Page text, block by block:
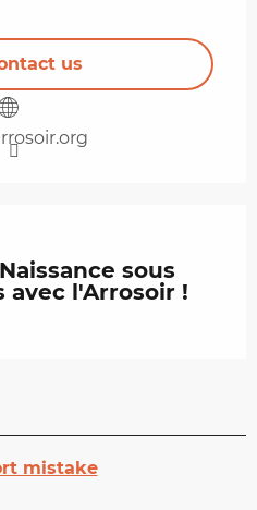
us
sous
avec l'Arrosoir !
mistake